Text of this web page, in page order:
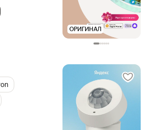
ОРИГИНАЛ